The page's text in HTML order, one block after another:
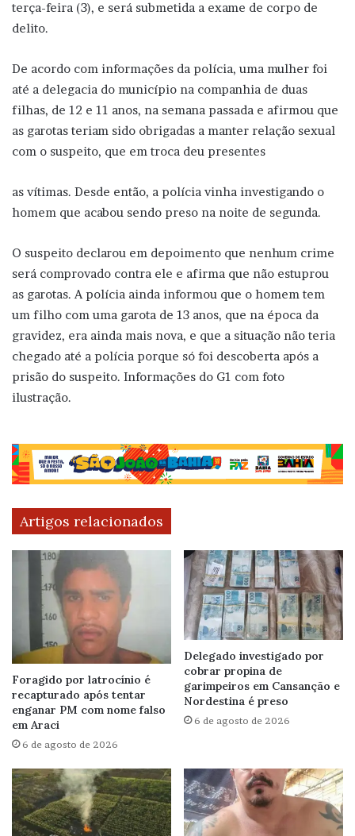
terça-feira (3), e será submetida a exame de corpo de
delito.
De acordo com informações da polícia, uma mulher foi
até a delegacia do município na companhia de duas
filhas, de 12 e 11 anos, na semana passada e afirmou que
as garotas teriam sido obrigadas a manter relação sexual
com o suspeito, que em troca deu presentes
as vítimas. Desde então, a polícia vinha investigando o
homem que acabou sendo preso na noite de segunda.
O suspeito declarou em depoimento que nenhum crime
será comprovado contra ele e afirma que não estuprou
as garotas. A polícia ainda informou que o homem tem
um filho com uma garota de 13 anos, que na época da
gravidez, era ainda mais nova, e que a situação não teria
chegado até a polícia porque só foi descoberta após a
prisão do suspeito. Informações do G1 com foto
ilustração.
Artigos relacionados
Foragido por latrocínio é
recapturado após tentar
enganar PM com nome falso
em Araci
6 de agosto de 2026
Delegado investigado por
cobrar propina de
garimpeiros em Cansanção e
Nordestina é preso
6 de agosto de 2026